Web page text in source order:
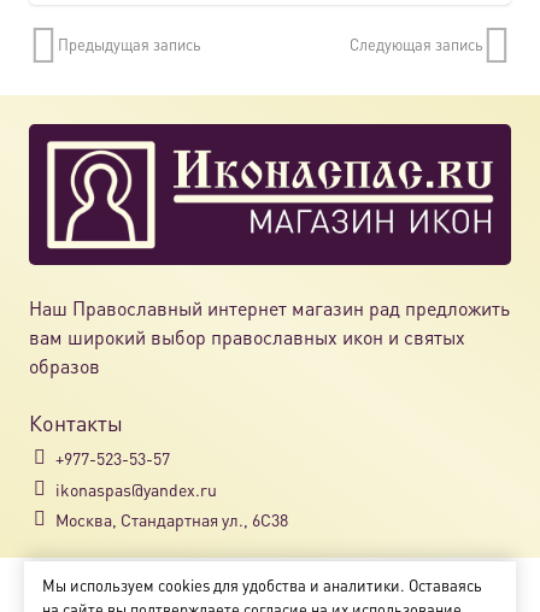
Предыдущая запись Следующая запись
Наш Православный интернет магазин рад предложить
вам широкий выбор православных икон и святых
образов
Контакты
+977-523-53-57
ikonaspas@yandex.ru
Москва, Стандартная ул., 6С38
Copyright © 2018-2025
Мы используем cookies для удобства и аналитики. Оставаясь